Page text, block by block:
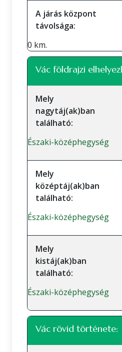
A járás központ
távolsága:
0 km.
Vác földrajzi
Mely
nagytáj(ak)ban
található:
Északi-középhegység
Mely
középtáj(ak)ban
található:
Északi-középhegység
Mely
kistáj(ak)ban
található:
Északi-középhegység
Vác rövid története: